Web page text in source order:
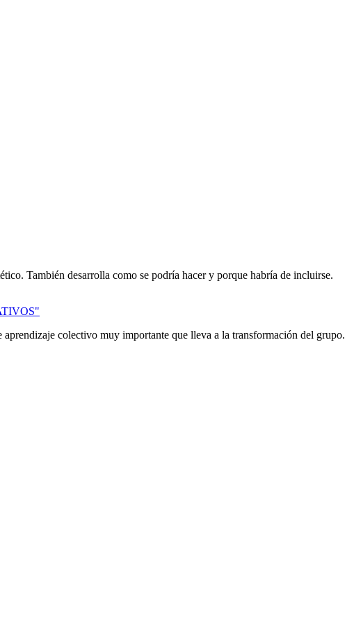
También desarrolla como se podría hacer y porque habría de incluirse.
colectivo muy importante que lleva a la transformación del grupo.